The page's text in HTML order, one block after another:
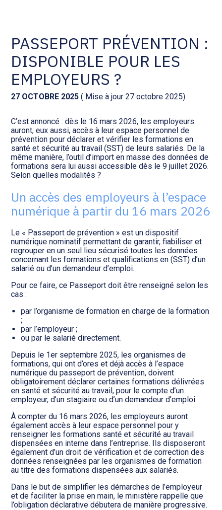
Social et ressources humaines
Assistance juridique
Audit légal
Gestion de patrimoine
Procédures collectives
Tenue de votre comptabilité :
ACD
Facturation et pilotage :
Facturation et pilotage : MEG
Analyse et tableau de bord :
WAIBI
Gérer vos ressources
humaines : SILAE
PASSEPORT PRÉVENTION :
DISPONIBLE POUR LES
EMPLOYEURS ?
27 OCTOBRE 2025 ( Mise à jour 27 octobre 2025)
C’est annoncé : dès le 16 mars 2026, les employeurs
auront, eux aussi, accès à leur espace personnel de
prévention pour déclarer et vérifier les formations en
santé et sécurité au travail (SST) de leurs salariés. De la
même manière, l’outil d’import en masse des données de
formations sera lui aussi accessible dès le 9 juillet 2026.
Selon quelles modalités ?
Un accès des employeurs à l’espace
numérique à partir du 16 mars 2026
Le « Passeport de prévention » est un dispositif
numérique nominatif permettant de garantir, fiabiliser et
regrouper en un seul lieu sécurisé toutes les données
concernant les formations et qualifications en (SST) d’un
salarié ou d’un demandeur d’emploi.
Pour ce faire, ce Passeport doit être renseigné selon les
cas :
par l’organisme de formation en charge de la formation
;
par l’employeur ;
ou par le salarié directement.
Depuis le 1er septembre 2025, les organismes de
formations, qui ont d’ores et déjà accès à l’espace
numérique du passeport de prévention, doivent
obligatoirement déclarer certaines formations délivrées
en santé et sécurité au travail, pour le compte d’un
employeur, d’un stagiaire ou d’un demandeur d’emploi.
À compter du 16 mars 2026, les employeurs auront
également accès à leur espace personnel pour y
renseigner les formations santé et sécurité au travail
dispensées en interne dans l’entreprise. Ils disposeront
également d’un droit de vérification et de correction des
données renseignées par les organismes de formation
au titre des formations dispensées aux salariés.
Dans le but de simplifier les démarches de l’employeur
et de faciliter la prise en main, le ministère rappelle que
l’obligation déclarative débutera de manière progressive.